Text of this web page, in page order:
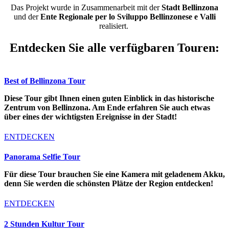
Das Projekt wurde in Zusammenarbeit mit derStadt Bellinzona
und derEnte Regionale per lo Sviluppo Bellinzonese e Valli
realisiert.
Entdecken Sie alle verfügbaren Touren:
Best of Bellinzona Tour
Diese Tour gibt Ihnen einen guten Einblick in das historische
Zentrum von Bellinzona. Am Ende erfahren Sie auch etwas
über eines der wichtigsten Ereignisse in der Stadt!
ENTDECKEN
Panorama Selfie Tour
Für diese Tour brauchen Sie eine Kamera mit geladenem Akku,
denn Sie werden die schönsten Plätze der Region entdecken!
ENTDECKEN
2 Stunden Kultur Tour